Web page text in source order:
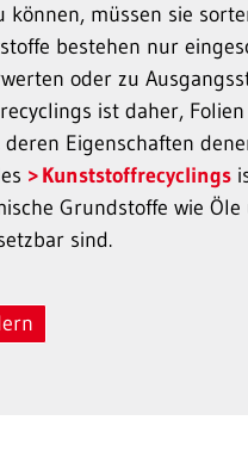
müssen sie
bestehen nur
oder zu
ist daher,
Eigenschaften
Kunststoffrecyclings
Grundstoffe wie
sind.